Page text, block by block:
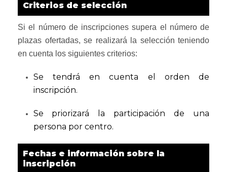
Criterios de selección
Si el número de inscripciones supera el número de
plazas ofertadas, se realizará la selección teniendo
en cuenta los siguientes criterios:
Se tendrá en cuenta el orden de
inscripción.
Se priorizará la participación de una
persona por centro.
Fechas e información sobre la
inscripción